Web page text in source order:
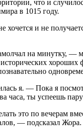
что и
в 1015 году.
и не
на минутку, —
хороших
я. — Пока я
часа, ты успеешь
это по вечерам
— подсказал Жора.